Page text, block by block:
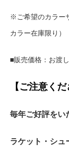
※ご希望のカラー
カラー在庫限り）
■販売価格：お渡
【ご注意くだ
毎年ご好評をい
ラケット・シュ